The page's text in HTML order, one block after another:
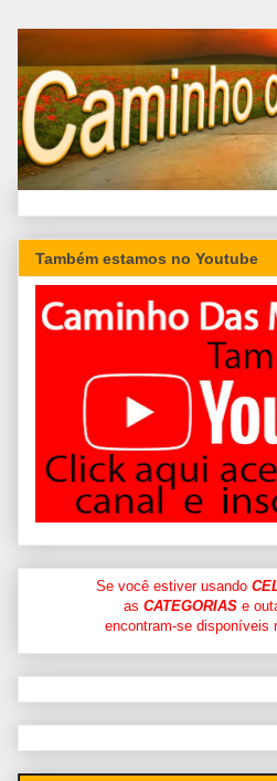
Também estamos no Youtube
Se você estiver usando
as CATEGORIASe
encontram-se disponíveis